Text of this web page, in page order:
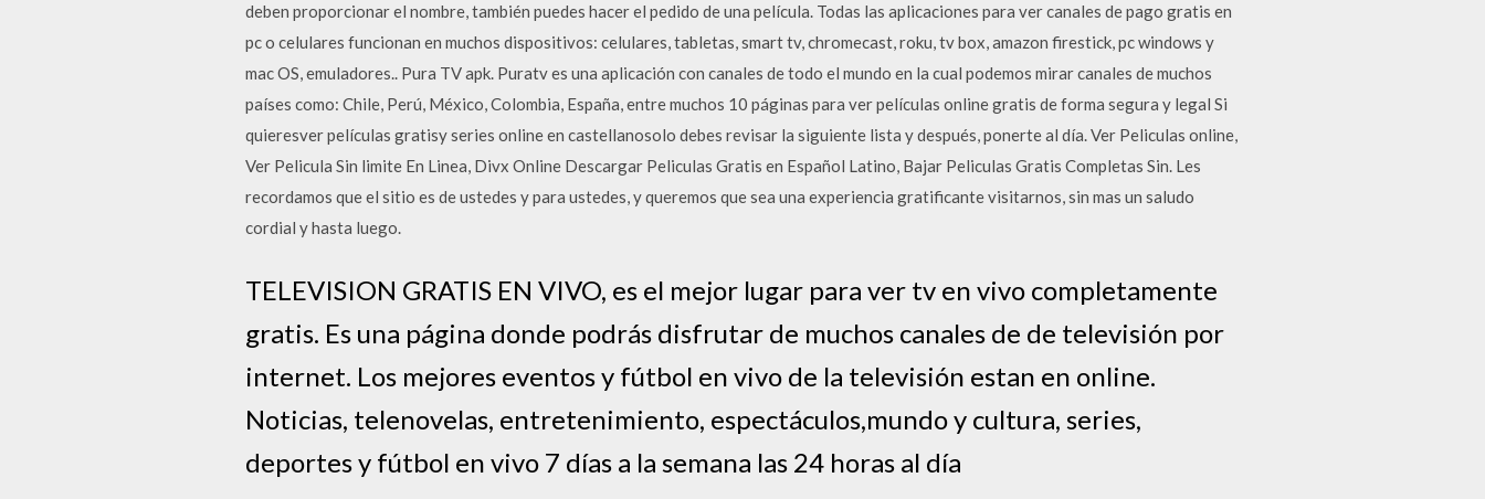
deben proporcionar el nombre, también puedes hacer el pedido de una película. Todas las aplicaciones para ver canales de pago gratis en
pc o celulares funcionan en muchos dispositivos: celulares, tabletas, smart tv, chromecast, roku, tv box, amazon firestick, pc windows y
mac OS, emuladores.. Pura TV apk. Puratv es una aplicación con canales de todo el mundo en la cual podemos mirar canales de muchos
países como: Chile, Perú, México, Colombia, España, entre muchos 10 páginas para ver películas online gratis de forma segura y legal Si
quieresver películas gratisy series online en castellanosolo debes revisar la siguiente lista y después, ponerte al día. Ver Peliculas online,
Ver Pelicula Sin limite En Linea, Divx Online Descargar Peliculas Gratis en Español Latino, Bajar Peliculas Gratis Completas Sin. Les
recordamos que el sitio es de ustedes y para ustedes, y queremos que sea una experiencia gratificante visitarnos, sin mas un saludo
cordial y hasta luego.
TELEVISION GRATIS EN VIVO, es el mejor lugar para ver tv en vivo completamente
gratis. Es una página donde podrás disfrutar de muchos canales de de televisión por
internet. Los mejores eventos y fútbol en vivo de la televisión estan en online.
Noticias, telenovelas, entretenimiento, espectáculos,mundo y cultura, series,
deportes y fútbol en vivo 7 días a la semana las 24 horas al día